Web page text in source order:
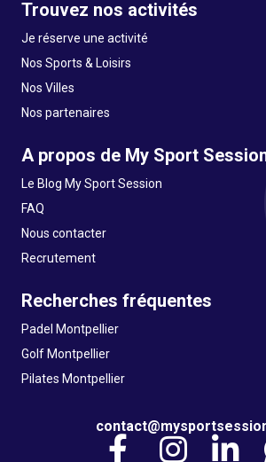
Trouvez nos activités
Je réserve une activité
Nos Sports & Loisirs
Nos Villes
Nos partenaires
A propos de My Sport
Le Blog My Sport Session
FAQ
Nous contacter
Recrutement
Recherches fréquentes
Padel Montpellier
Golf Montpellier
Pilates Montpellier